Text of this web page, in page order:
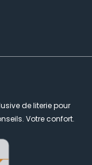
de literie pour
Votre confort.